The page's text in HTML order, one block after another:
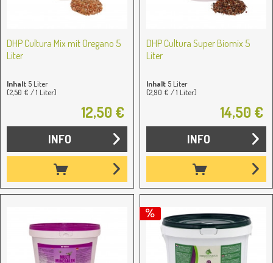
DHP Cultura Mix mit Oregano 5
Liter
Inhalt 5 Liter
(2,50 € / 1 Liter)
12,50 €
INFO
DHP Cultura Super Biomix 5
Liter
Inhalt 5 Liter
(2,90 € / 1 Liter)
14,50 €
INFO